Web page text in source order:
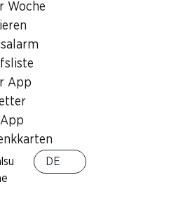
Woche
App
DE